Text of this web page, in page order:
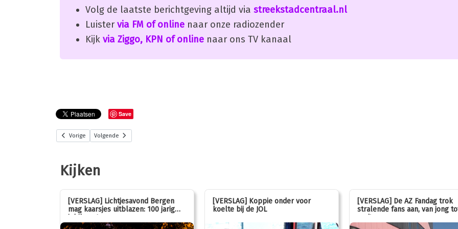
Volg de laatste berichtgeving altijd via streekstadcentraal.nl
Luister via FM of online naar onze radiozender
Kijk via Ziggo, KPN of online naar ons TV kanaal
Save
Vorige Volgende
Kijken
[VERSLAG] Lichtjesavond Bergen
mag kaarsjes uitblazen: 100 jarig
jubileum!
[VERSLAG] Koppie onder voor
koelte bij de JOL
[VERSLAG] De AZ Fandag trok
stralende fans aan, van jong
oud!